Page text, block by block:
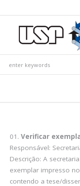
Verificar
Responsável:
Descrição: A
exemplar impresso
contendo a tese/